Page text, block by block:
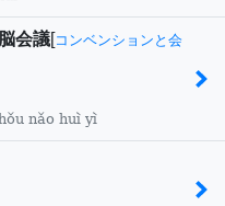
会議[コンベンションと会
nǎo huì yì